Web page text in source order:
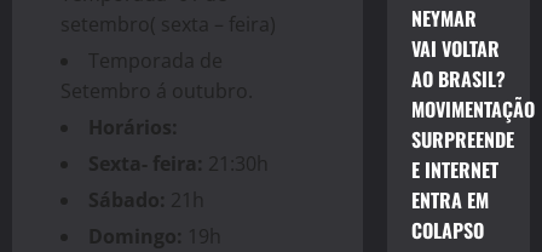
setembro( sexta – feira)
Temporada de
Setembro á outubro.
Horários:
Sexta- feira: 21:30h
Sábado: 21h
Domingo: 19h
NEYMAR
VAI VOLTAR
AO BRASIL?
MOVIMENTAÇÃO
SURPREENDE
E INTERNET
ENTRA EM
COLAPSO